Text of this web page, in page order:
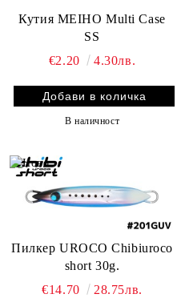
Кутия MEIHO Multi Case
SS
€2.20
4.30лв.
В наличност
Пилкер UROCO Chibiuroco
short 30g.
€14.70
28.75лв.